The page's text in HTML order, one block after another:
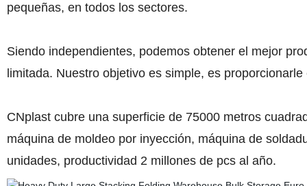
pequeñas, en todos los sectores.
Siendo independientes, podemos obtener el mejor
limitada. Nuestro objetivo es simple, es
CNplast cubre una superficie de 75000 metros
máquina de moldeo por inyección, máquina de
unidades, productividad 2 millones de pcs al año.